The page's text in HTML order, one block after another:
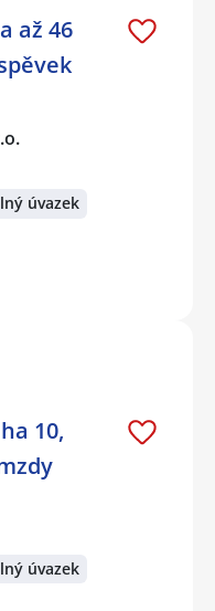
až 46
úvazek
10,
úvazek